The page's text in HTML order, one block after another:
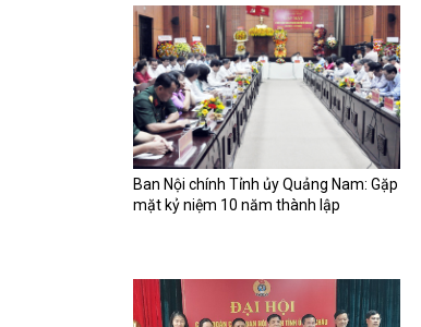
Ban Nội chính Tỉnh ủy Quảng Nam: Gặp
mặt kỷ niệm 10 năm thành lập